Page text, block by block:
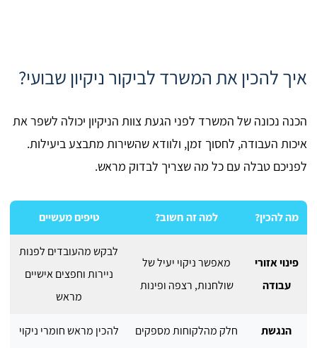
איך להכין את המשרד לביקור ניקיון שבועי?
הכנה נכונה של המשרד לפני הגעת צוות הניקיון יכולה לשפר את
איכות העבודה, לחסוך זמן, ולוודא שהשירות מתבצע ביעילות.
לפניכם טבלה עם כל מה שצריך לבדוק מראש.
מה להכין? למה זה חשוב? טיפים מעשיים
פינוי אזורי
עבודה
מאפשר ניקוי יעיל של
שולחנות, רצפה ופינות
לבקש מהעובדים לפנות
ניירות וחפצים אישיים
מראש
הנגשת
חלק מהלקוחות מספקים
להכין מראש חומרי ניקוי